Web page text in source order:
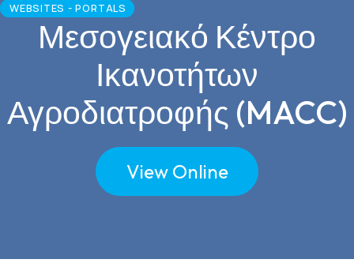
WEBSITES - PORTALS
Μεσογειακό Κέντρο
Ικανοτήτων
Αγροδιατροφής (MACC)
View Online